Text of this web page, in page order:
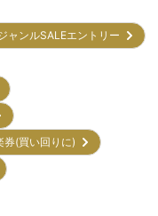
ャンルSALEエントリー
券(買い回りに)